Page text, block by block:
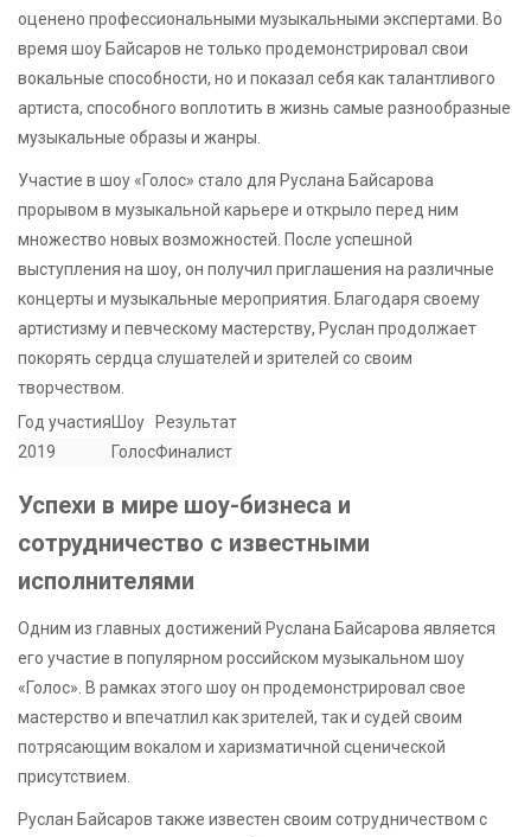
оценено профессиональными музыкальными экспертами. Во
время шоу Байсаров не только продемонстрировал свои
вокальные способности, но и показал себя как талантливого
артиста, способного воплотить в жизнь самые разнообразные
музыкальные образы и жанры.
Участие в шоу «Голос» стало для Руслана Байсарова
прорывом в музыкальной карьере и открыло перед ним
множество новых возможностей. После успешной
выступления на шоу, он получил приглашения на различные
концерты и музыкальные мероприятия. Благодаря своему
артистизму и певческому мастерству, Руслан продолжает
покорять сердца слушателей и зрителей со своим
творчеством.
Год участияШоу
Результат
2019
ГолосФиналист
Успехи в мире шоу-бизнеса и
сотрудничество с известными
исполнителями
Одним из главных достижений Руслана Байсарова является
его участие в популярном российском музыкальном шоу
«Голос». В рамках этого шоу он продемонстрировал свое
мастерство и впечатлил как зрителей, так и судей своим
потрясающим вокалом и харизматичной сценической
присутствием.
Руслан Байсаров также известен своим сотрудничеством с